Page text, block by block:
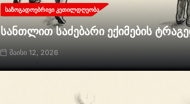
ᲡᲐᲖᲝᲒᲐᲓᲝᲔᲑᲠᲘᲕᲘ ᲙᲔᲗᲘᲚᲓᲦᲔᲝᲑᲐ
სანთლით საძებარი ექიმების
მაისი 12, 2026